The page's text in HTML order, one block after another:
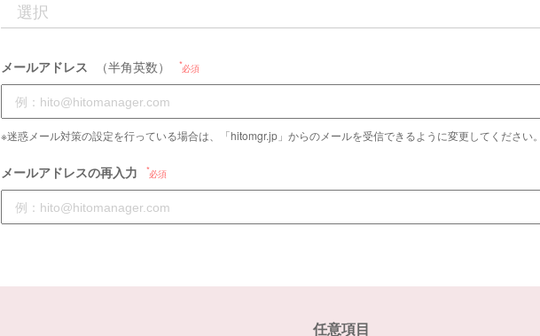
メールアドレス （半角英数） 必須
※迷惑メール対策の設定を行っている場合は、「hitomgr.jp」からのメールを受信できるように変更してください
メールアドレスの再入力 必須
任意項目